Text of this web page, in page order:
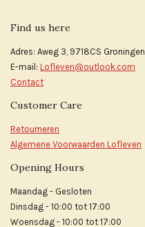
Find us here
Adres: Aweg 3, 9718CS Groningen
E-mail: Lofleven@outlook.com
Contact
Customer Care
Retourneren
Algemene Voorwaarden Lofleven
Opening Hours
Maandag - Gesloten
Dinsdag - 10:00 tot 17:00
Woensdag - 10:00 tot 17:00